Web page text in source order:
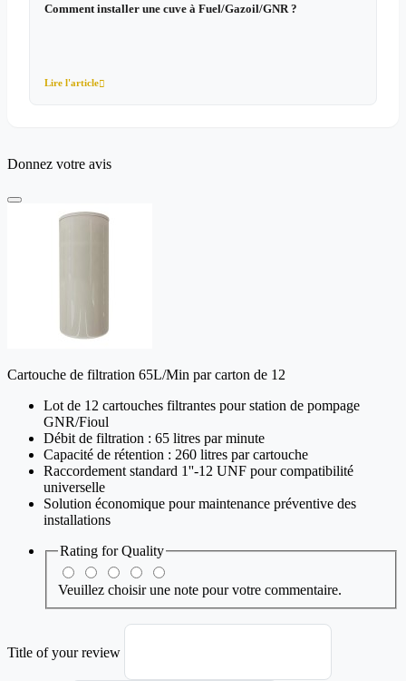
Comment installer une cuve à Fuel/Gazoil/GNR ?
Lire l'article
Donnez votre avis
Cartouche de filtration 65L/Min par carton de 12
Lot de 12 cartouches filtrantes pour station de pompage
GNR/Fioul
Débit de filtration : 65 litres par minute
Capacité de rétention : 260 litres par cartouche
Raccordement standard 1''-12 UNF pour compatibilité
universelle
Solution économique pour maintenance préventive des
installations
Rating forQuality
Veuillez choisir une note pour votre commentaire.
Title of your review